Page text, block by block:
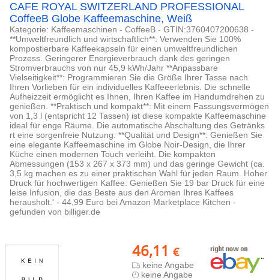
CAFE ROYAL SWITZERLAND PROFESSIONAL
CoffeeB Globe Kaffeemaschine, Weiß
Kategorie: Kaffeemaschinen - CoffeeB - GTIN:3760407200638 -
**Umweltfreundlich und wirtschaftlich**: Verwenden Sie 100%
kompostierbare Kaffeekapseln für einen umweltfreundlichen
Prozess. Geringerer Energieverbrauch dank des geringen
Stromverbrauchs von nur 45,9 kWh/Jahr **Anpassbare
Vielseitigkeit**: Programmieren Sie die Größe Ihrer Tasse nach
Ihren Vorlieben für ein individuelles Kaffeeerlebnis. Die schnelle
Aufheizzeit ermöglicht es Ihnen, Ihren Kaffee im Handumdrehen zu
genießen. **Praktisch und kompakt**: Mit einem Fassungsvermögen
von 1,3 l (entspricht 12 Tassen) ist diese kompakte Kaffeemaschine
ideal für enge Räume. Die automatische Abschaltung des Getränks
rt eine sorgenfreie Nutzung. **Qualität und Design**: Genießen Sie
eine elegante Kaffeemaschine im Globe Noir-Design, die Ihrer
Küche einen modernen Touch verleiht. Die kompakten
Abmessungen (153 x 267 x 373 mm) und das geringe Gewicht (ca.
3,5 kg machen es zu einer praktischen Wahl für jeden Raum. Hoher
Druck für hochwertigen Kaffee: Genießen Sie 19 bar Druck für eine
leise Infusion, die das Beste aus den Aromen Ihres Kaffees
herausholt.' - 44,99 Euro bei Amazon Marketplace Kitchen -
gefunden von billiger.de
46,11 €
keine Angabe
keine Angabe